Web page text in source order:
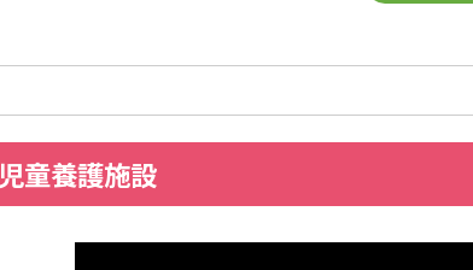
児童養護施設